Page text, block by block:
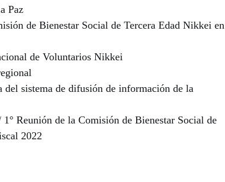
Paz
de Bienestar Social de Tercera Edad Nikkei en
de Voluntarios Nikkei
sistema de difusión de información de la
Reunión de la Comisión de Bienestar Social de
2022